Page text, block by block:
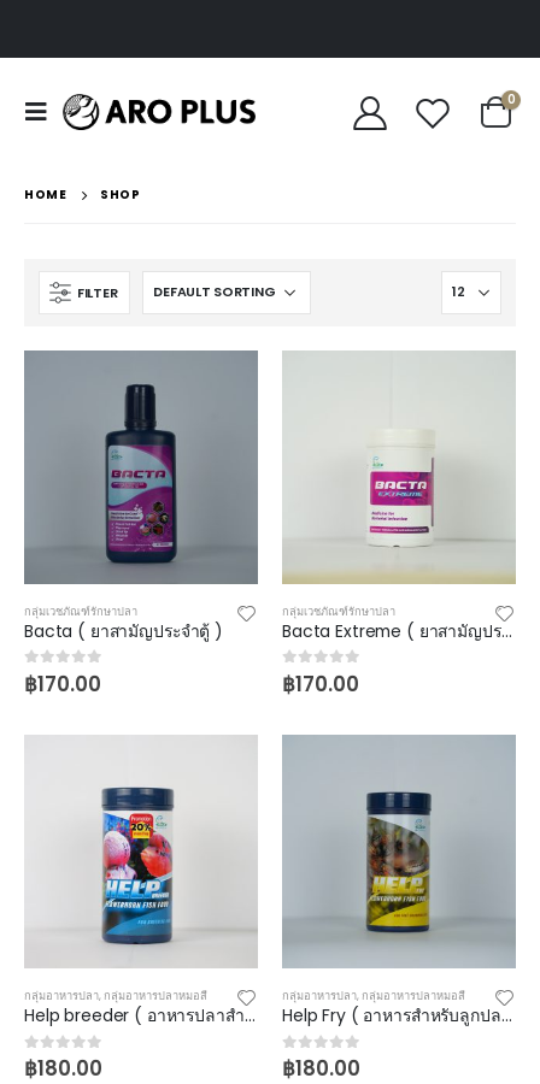
0
HOME SHOP
FILTER
กลุ่มเวชภัณฑ์รักษาปลา
Bacta ( ยาสามัญประจำตู้ )
0out of 5
฿170.00
กลุ่มเวชภัณฑ์รักษาปลา
Bacta Extreme ( ยาสามัญประจำตู้ )
0out of 5
฿170.00
กลุ่มอาหารปลา,กลุ่มอาหารปลาหมอสี
Help breeder ( อาหารปลาสำหรับ พ่อ-แม่ พันธุ์ )
0out of 5
฿180.00
กลุ่มอาหารปลา,กลุ่มอาหารปลาหมอสี
Help Fry ( อาหารสำหรับลูกปลารวม )
0out of 5
฿180.00